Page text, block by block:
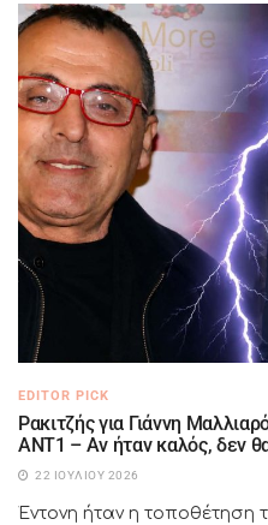
EDITOR PICK
Ρακιτζής για Γιάννη
ΑΝΤ1 – Αν ήταν καλός, δεν
22 ΙΟΥΛΊΟΥ 2026
Έντονη ήταν η τοποθέτηση